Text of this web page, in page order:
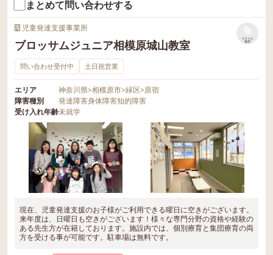
まとめて問い合わせする
児童発達支援事業所
ブロッサムジュニア相模原城山教室
リストに
保存
問い合わせ受付中 土日祝営業
エリア 神奈川県>相模原市>緑区>原宿
障害種別
発達障害身体障害知的障害
受け入れ年齢未就学
現在、児童発達支援のお子様がご利用できる曜日に空きがございます。
来年度は、日曜日も空きがございます！様々な専門分野の資格や経験の
ある先生方が在籍しております。施設内では、個別療育と集団療育の両
方を受ける事が可能です。駐車場は無料です。